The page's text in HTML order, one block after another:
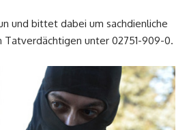
und bittet dabei um sachdienliche
Tatverdächtigen unter 02751-909-0.